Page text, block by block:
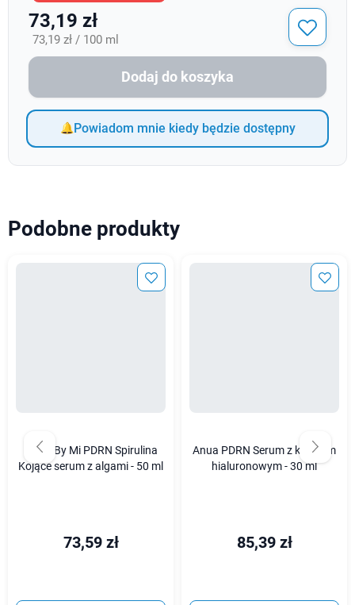
73,19 zł
73,19 zł / 100 ml
Dodaj do koszyka
Powiadom mnie kiedy będzie dostępny
Podobne produkty
Some By Mi PDRN Spirulina
Kojące serum z algami - 50 ml
73,59 zł
Anua PDRN Serum z kwasem
hialuronowym - 30 ml
85,39 zł